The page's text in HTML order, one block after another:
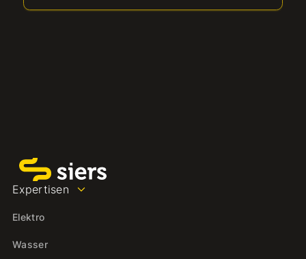
Expertisen
Elektro
Wasser